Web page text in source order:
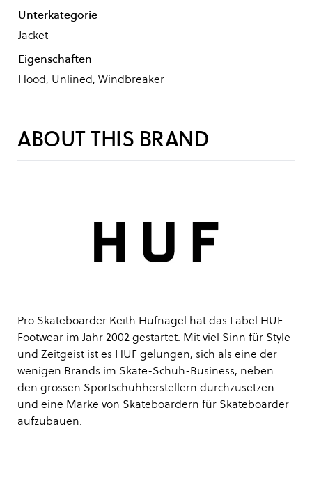
Unterkategorie
Jacket
Eigenschaften
Hood, Unlined, Windbreaker
ABOUT THIS BRAND
Pro Skateboarder Keith Hufnagel hat das Label HUF
Footwear im Jahr 2002 gestartet. Mit viel Sinn für Style
und Zeitgeist ist es HUF gelungen, sich als eine der
wenigen Brands im Skate-Schuh-Business, neben
den grossen Sportschuhherstellern durchzusetzen
und eine Marke von Skateboardern für Skateboarder
aufzubauen.